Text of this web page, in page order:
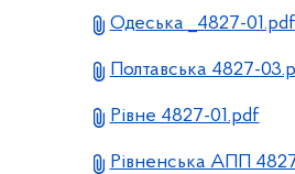
Одеська _4827-01.pdf
Полтавська 4827-
Рівне 4827-01.pdf
Рівненська АПП